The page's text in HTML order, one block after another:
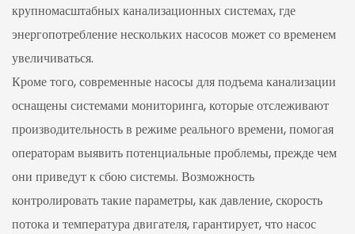
крупномасштабных канализационных системах, где
энергопотребление нескольких насосов может со временем
увеличиваться.
Кроме того, современные насосы для подъема канализации
оснащены системами мониторинга, которые отслеживают
производительность в режиме реального времени, помогая
операторам выявить потенциальные проблемы, прежде чем
они приведут к сбою системы. Возможность
контролировать такие параметры, как давление, скорость
потока и температура двигателя, гарантирует, что насос